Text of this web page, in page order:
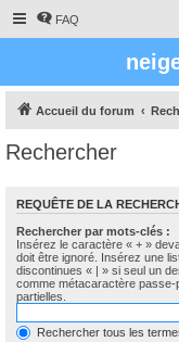
FAQ
Accueil du forum
Rechercher
REQUÊTE DE LA
Rechercher par mots-clés :
Insérez le caractère « + »
doit être ignoré. Insérez une
discontinues « | » si seul un
comme métacaractère
partielles.
Rechercher tous les